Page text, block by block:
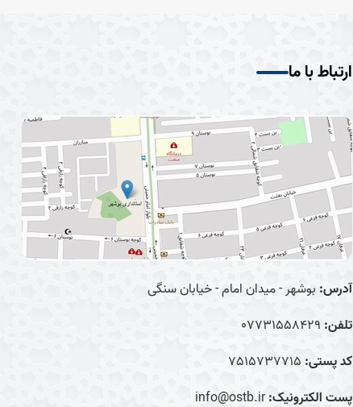
ارتباط با ما
آدرس: بوشهر - میدان امام - خیابان سنگی
تلفن: 07731558429
کد پستی: 7515737715
پست الکترونیک:info@ostb.ir